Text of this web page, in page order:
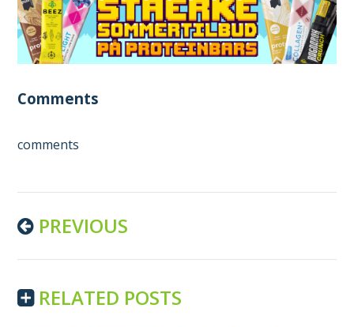
Comments
comments
Continue
Reading
PREVIOUS
RELATED POSTS